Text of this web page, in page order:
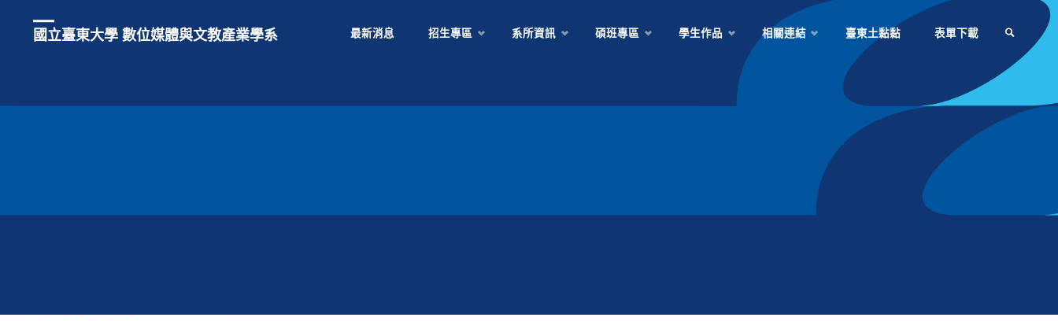
國立臺東大學 數位媒體與文教產業學系 最新消息 招生專區 系所資訊 碩班專區 學生作品 相關連結 臺東土黏黏 表單下載